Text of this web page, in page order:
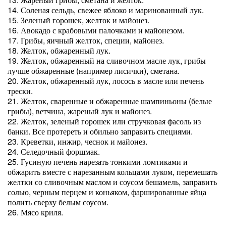
14. Соленая сельдь, свежее яблоко и маринованный лук.
15. Зеленый горошек, желток и майонез.
16. Авокадо с крабовыми палочками и майонезом.
17. Грибы, яичный желток, специи, майонез.
18. Желток, обжаренный лук.
19. Желток, обжаренный на сливочном масле лук, грибы
лучше обжаренные (например лисички), сметана.
20. Желток, обжаренный лук, лосось в масле или печень
трески.
21. Желток, сваренные и обжаренные шампиньоны (белые
грибы), ветчина, жареный лук и майонез.
22. Желток, зеленый горошек или стручковая фасоль из
банки. Все протереть и обильно заправить специями.
23. Креветки, инжир, чеснок и майонез.
24. Селедочный форшмак.
25. Гусиную печень нарезать тонкими ломтиками и
обжарить вместе с нарезанным кольцами луком, перемешать
желтки со сливочным маслом и соусом бешамель, заправить
солью, черным перцем и коньяком, фаршированные яйца
полить сверху белым соусом.
26. Мясо криля.